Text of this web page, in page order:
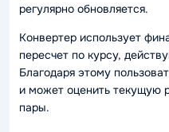
регулярно обновляется.
Конвертер использует
пересчет по курсу,
Благодаря этому
и может оценить текущую
пары.